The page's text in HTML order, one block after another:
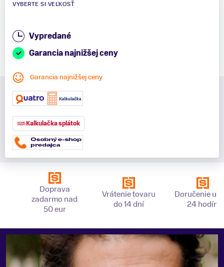
VYBERTE SI VEĽKOSŤ
Vypredané
Garancia najnižšej ceny
Garancia najnižšej ceny
Kalkulačka splátok
Doprava
zadarmo nad
50 eur
Vrátenie tovaru
do 14 dní
Doručenie už
24 hodín